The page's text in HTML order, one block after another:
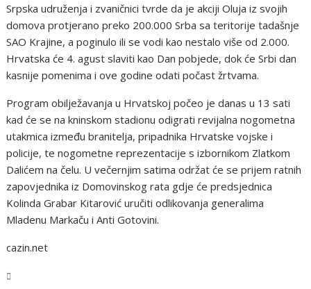
Srpska udruženja i zvaničnici tvrde da je akciji Oluja iz svojih
domova protjerano preko 200.000 Srba sa teritorije tadašnje
SAO Krajine, a poginulo ili se vodi kao nestalo više od 2.000.
Hrvatska će 4. agust slaviti kao Dan pobjede, dok će Srbi dan
kasnije pomenima i ove godine odati počast žrtvama.
Program obilježavanja u Hrvatskoj počeo je danas u 13 sati
kad će se na kninskom stadionu odigrati revijalna nogometna
utakmica između branitelja, pripadnika Hrvatske vojske i
policije, te nogometne reprezentacije s izbornikom Zlatkom
Dalićem na čelu. U večernjim satima održat će se prijem ratnih
zapovjednika iz Domovinskog rata gdje će predsjednica
Kolinda Grabar Kitarović uručiti odlikovanja generalima
Mladenu Markaču i Anti Gotovini.
cazin.net